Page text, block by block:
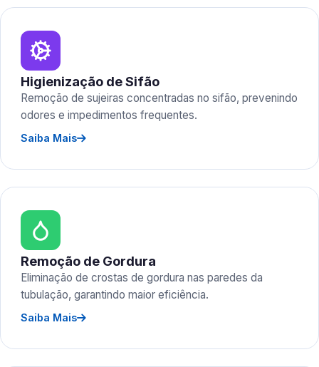
Higienização de Sifão
Remoção de sujeiras concentradas no sifão, prevenindo
odores e impedimentos frequentes.
Saiba Mais
Remoção de Gordura
Eliminação de crostas de gordura nas paredes da
tubulação, garantindo maior eficiência.
Saiba Mais